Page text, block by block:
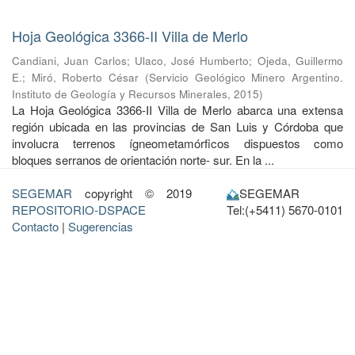
Hoja Geológica 3366-II Villa de Merlo
Candiani, Juan Carlos; Ulaco, José Humberto; Ojeda, Guillermo
E.; Miró, Roberto César (Servicio Geológico Minero Argentino.
Instituto de Geología y Recursos Minerales, 2015)
La Hoja Geológica 3366-II Villa de Merlo abarca una extensa
región ubicada en las provincias de San Luis y Córdoba que
involucra terrenos ígneometamórficos dispuestos como
bloques serranos de orientación norte- sur. En la ...
SEGEMAR copyright © 2019
REPOSITORIO-DSPACE
Contacto | Sugerencias
SEGEMAR
Tel:(+5411) 5670-0101